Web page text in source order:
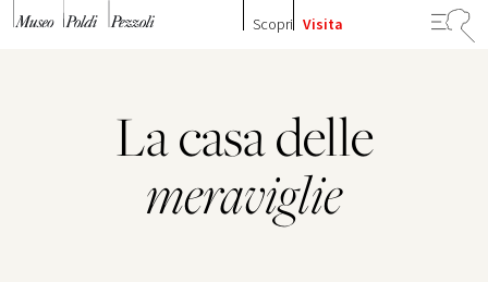
Vai al contenuto
Scopri Visita
La casa delle
meraviglie